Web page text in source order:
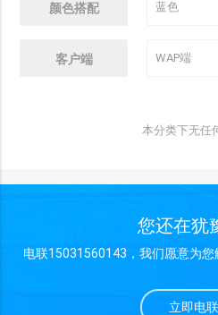
颜色搭配
客户端
本分类下无任
您还在犹
电联15031560143，我们愿意为您
立即电联